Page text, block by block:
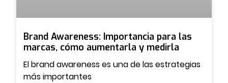
Brand Awareness: Importancia para las
marcas, cómo aumentarla y medirla
El brand awareness es una de las estrategias
más importantes